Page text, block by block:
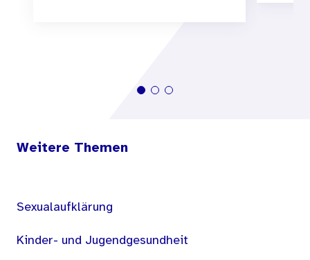
Weitere Themen
Sexualaufklärung
Kinder- und Jugendgesundheit